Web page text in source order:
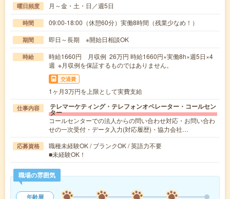
曜日頻度 月～金・土・日／週5日
時間 09:00-18:00（休憩60分）実働8時間（残業少なめ！）
期間 即日～長期 ※開始日相談OK
時給
時給1660円 月収例 26万円 時給1660円×実働8h×週5日×4
週 ※月収例を保証するものではありません。
交通費
1ヶ月3万円を上限として実費支給
仕事内容 テレマーケティング・テレフォンオペレーター・コールセン
ター
コールセンターでの法人からの問い合わせ対応・お問い合わ
せの一次受付・データ入力(対応履歴)・協力会社…
応募資格
職種未経験OK / ブランクOK / 英語力不要
■未経験OK！
職場の雰囲気
年齢層